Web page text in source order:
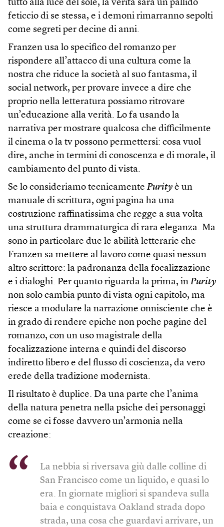
tutto alla luce del sole, la verità sarà un pallido
feticcio di se stessa, e i demoni rimarranno sepolti
come segreti per decine di anni.
Franzen usa lo specifico del romanzo per
rispondere all’attacco di una cultura come la
nostra che riduce la società al suo fantasma, il
social network, per provare invece a dire che
proprio nella letteratura possiamo ritrovare
un’educazione alla verità. Lo fa usando la
narrativa per mostrare qualcosa che difficilmente
il cinema o la tv possono permettersi: cosa vuol
dire, anche in termini di conoscenza e di morale, il
cambiamento del punto di vista.
Se lo consideriamo tecnicamente Purity è un
manuale di scrittura, ogni pagina ha una
costruzione raffinatissima che regge a sua volta
una struttura drammaturgica di rara eleganza. Ma
sono in particolare due le abilità letterarie che
Franzen sa mettere al lavoro come quasi nessun
altro scrittore: la padronanza della focalizzazione
e i dialoghi. Per quanto riguarda la prima, in Purity
non solo cambia punto di vista ogni capitolo, ma
riesce a modulare la narrazione onnisciente che è
in grado di rendere epiche non poche pagine del
romanzo, con un uso magistrale della
focalizzazione interna e quindi del discorso
indiretto libero e del flusso di coscienza, da vero
erede della tradizione modernista.
Il risultato è duplice. Da una parte che l’anima
della natura penetra nella psiche dei personaggi
come se ci fosse davvero un’armonia nella
creazione:
La nebbia si riversava giù dalle colline di
San Francisco come un liquido, e quasi lo
era. In giornate migliori si spandeva sulla
baia e conquistava Oakland strada dopo
strada, una cosa che guardavi arrivare, un